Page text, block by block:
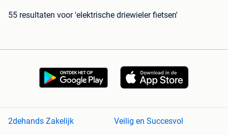
55 resultaten voor 'elektrische driewieler fietsen'
2dehands Zakelijk
Veilig en Succesvol